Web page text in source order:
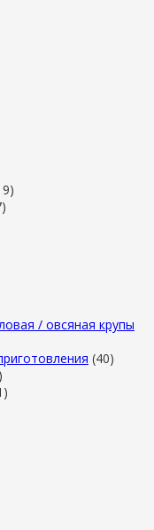
/ овсяная крупы
(40)